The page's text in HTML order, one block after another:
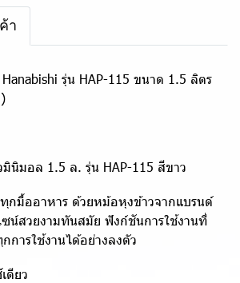
า
รุ่น HAP-115 ขนาด 1.5 ลิตร
นิมอล 1.5 ล. รุ่น HAP-115 สีขาว
กมื้ออาหาร ด้วยหม้อหุงข้าวจากแบรนด์
น์สวยงามทันสมัย ฟังก์ชันการใช้งานที่
การใช้งานได้อย่างลงตัว
ดียว